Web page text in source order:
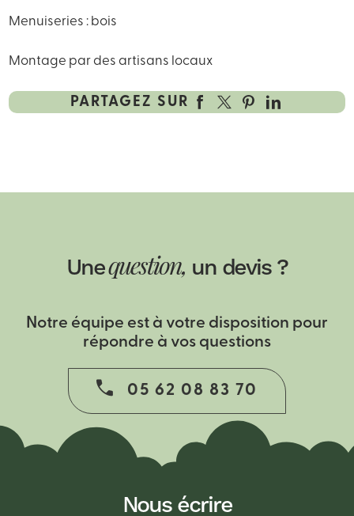
Menuiseries : bois
Montage par des artisans locaux
PARTAGEZ SUR
Unequestion, un devis ?
Notre équipe est à votre disposition pour
répondre à vos questions
05 62 08 83 70
Nous écrire